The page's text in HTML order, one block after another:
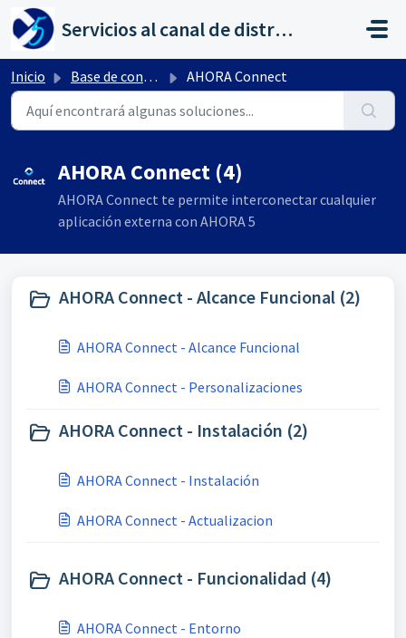
Saltar al contenido principal
Servicios al canal de distribución de AHORA
Inicio Base de conocimientos AHORA Connect
AHORA Connect (4)
AHORA Connect te permite interconectar cualquier
aplicación externa con AHORA 5
AHORA Connect - Alcance Funcional (2)
AHORA Connect - Alcance Funcional
AHORA Connect - Personalizaciones
AHORA Connect - Instalación (2)
AHORA Connect - Instalación
AHORA Connect - Actualizacion
AHORA Connect - Funcionalidad (4)
AHORA Connect - Entorno